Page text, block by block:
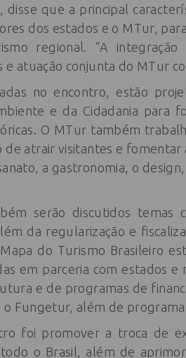
que a principal
dos estados e o MTur,
regional. “A
e atuação conjunta do MTur
no encontro, estão
e da Cidadania para
O MTur também
de atrair visitantes e
a gastronomia, o
serão discutidos temas
da regularização e
do Turismo Brasileiro
em parceria com estados
e de programas de
Fungetur, além de
foi promover a troca de
o Brasil, além de